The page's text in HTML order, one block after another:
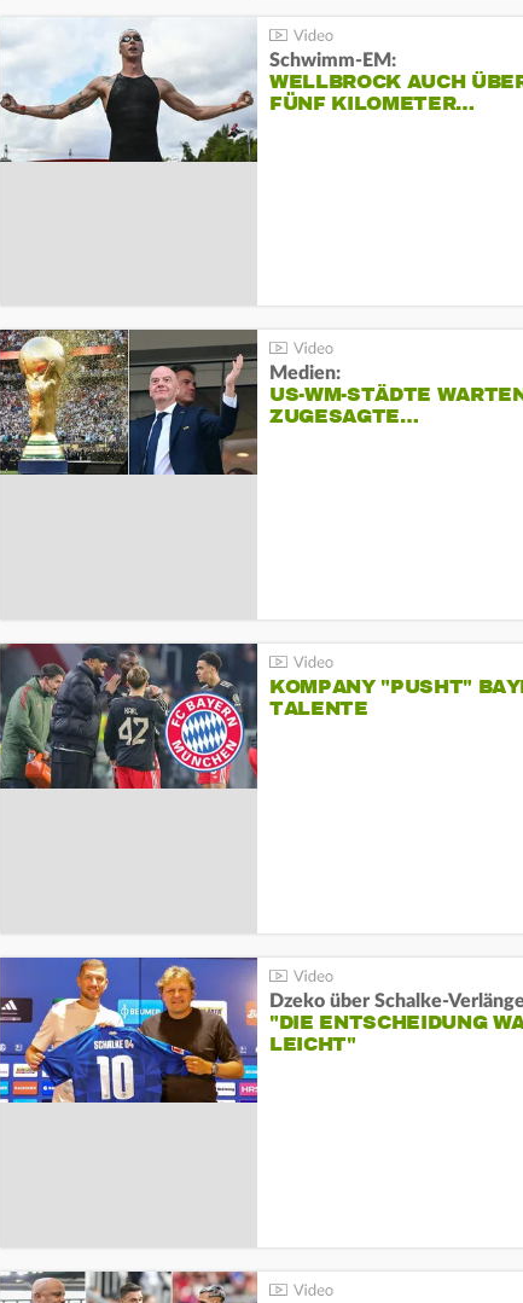
Schwimm-EM:
WELLBROCK AUCH
FÜNF KILOMETER…
Medien:
US-WM-STÄDTE
ZUGESAGTE…
KOMPANY "PUSHT"
TALENTE
Dzeko über Schalke-
"DIE ENTSCHEIDUNG
LEICHT"